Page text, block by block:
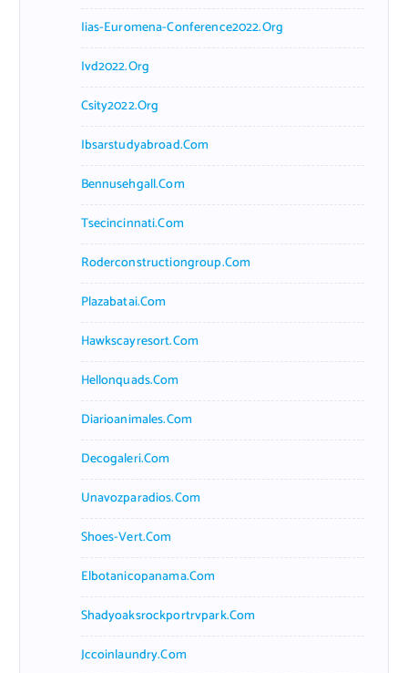
Iias-Euromena-Conference2022.org
Ivd2022.org
Csity2022.org
Ibsarstudyabroad.com
Bennusehgall.com
Tsecincinnati.com
Roderconstructiongroup.com
Plazabatai.com
Hawkscayresort.com
Hellonquads.com
Diarioanimales.com
Decogaleri.com
Unavozparadios.com
Shoes-Vert.com
Elbotanicopanama.com
Shadyoaksrockportrvpark.com
Jccoinlaundry.com